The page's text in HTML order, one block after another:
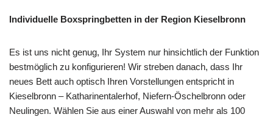
Individuelle Boxspringbetten in der Region Kieselbronn
Es ist uns nicht genug, Ihr System nur hinsichtlich der Funktion
bestmöglich zu konfigurieren! Wir streben danach, dass Ihr
neues Bett auch optisch Ihren Vorstellungen entspricht in
Kieselbronn – Katharinentalerhof, Niefern-Öschelbronn oder
Neulingen. Wählen Sie aus einer Auswahl von mehr als 100